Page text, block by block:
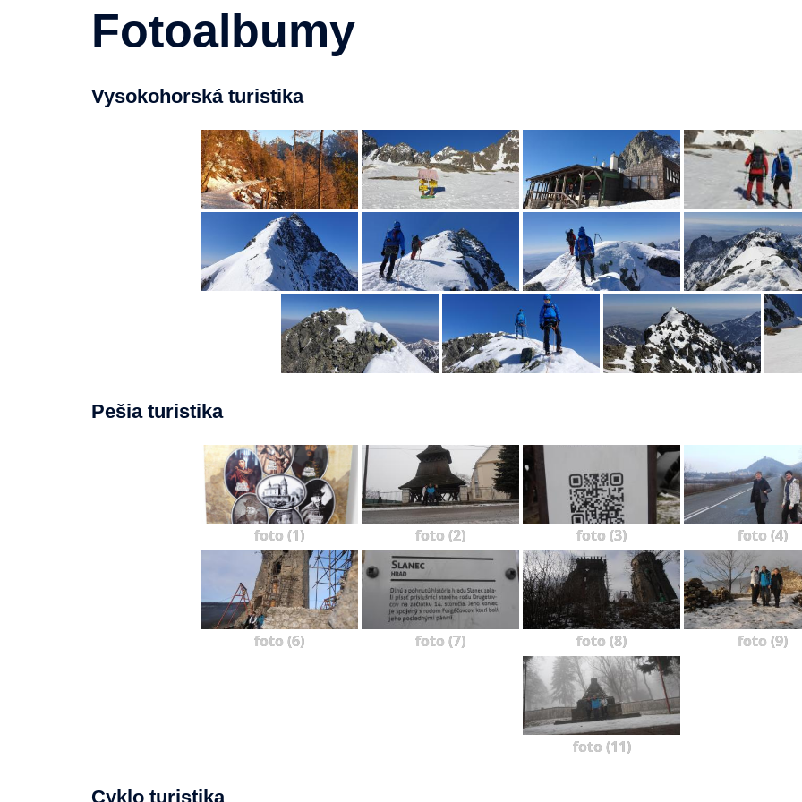
Fotoalbumy
Vysokohorská turistika
Pešia turistika
foto (1) foto (2) foto (3) foto (4)
foto (6) foto (7) foto (8) foto (9)
foto (11)
Cyklo turistika